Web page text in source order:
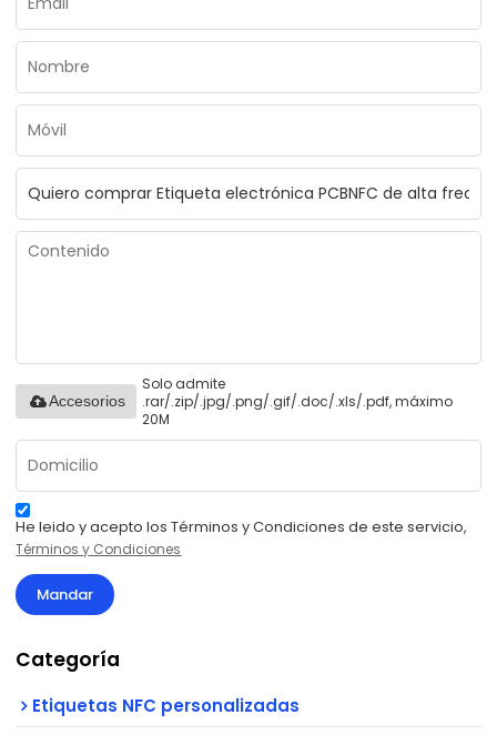
Solo admite
.rar/.zip/.jpg/.png/.gif/.doc/.xls/.pdf, máximo
20M
Accesorios
He leido y acepto los Términos y Condiciones de este servicio,
Términos y Condiciones
Mandar
Categoría
Etiquetas NFC personalizadas